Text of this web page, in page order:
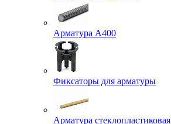
Арматура А400
Фиксаторы для арматуры
Арматура стеклопластиковая